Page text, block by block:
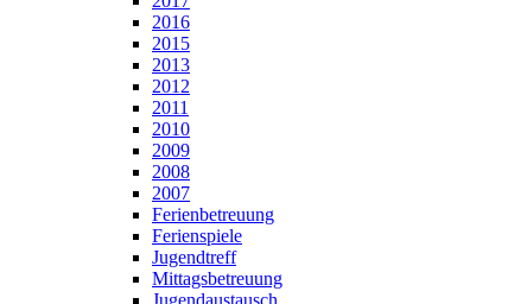
2016
2015
2013
2012
2011
2010
2009
2008
2007
Ferienbetreuung
Ferienspiele
Jugendtreff
Mittagsbetreuung
Jugendaustausch